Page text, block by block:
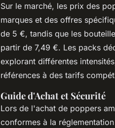
Sur le marché, les prix des
marques et des offres
de 5 €, tandis que les
partir de 7,49 €. Les packs
explorant différentes
références à des tarifs
Guide d'Achat et Sécurité
Lors de l'achat de poppers
conformes à la